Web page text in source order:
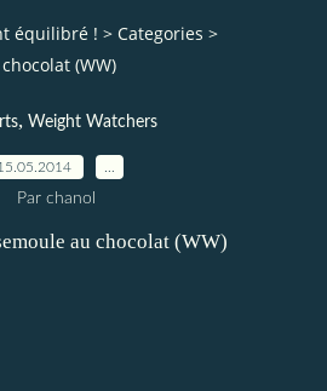
équilibré ! > Categories >
(WW)
, Weight Watchers
Par chanol